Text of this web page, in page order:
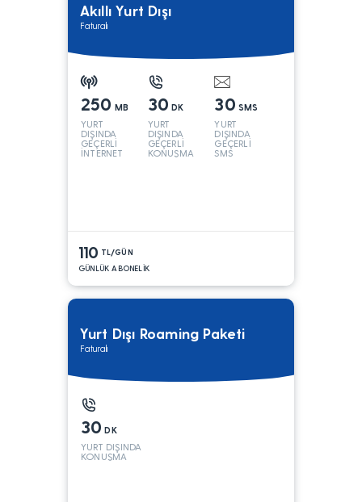
Akıllı Yurt Dışı
Faturalı
250 MB
YURT
DIŞINDA
GEÇERLİ
İNTERNET
30 DK
YURT
DIŞINDA
GEÇERLİ
KONUŞMA
30 SMS
YURT
DIŞINDA
GEÇERLİ
SMS
110 TL/GÜN
GÜNLÜK ABONELİK
Yurt Dışı Roaming Paketi
Faturalı
30 DK
YURT DIŞINDA
KONUŞMA